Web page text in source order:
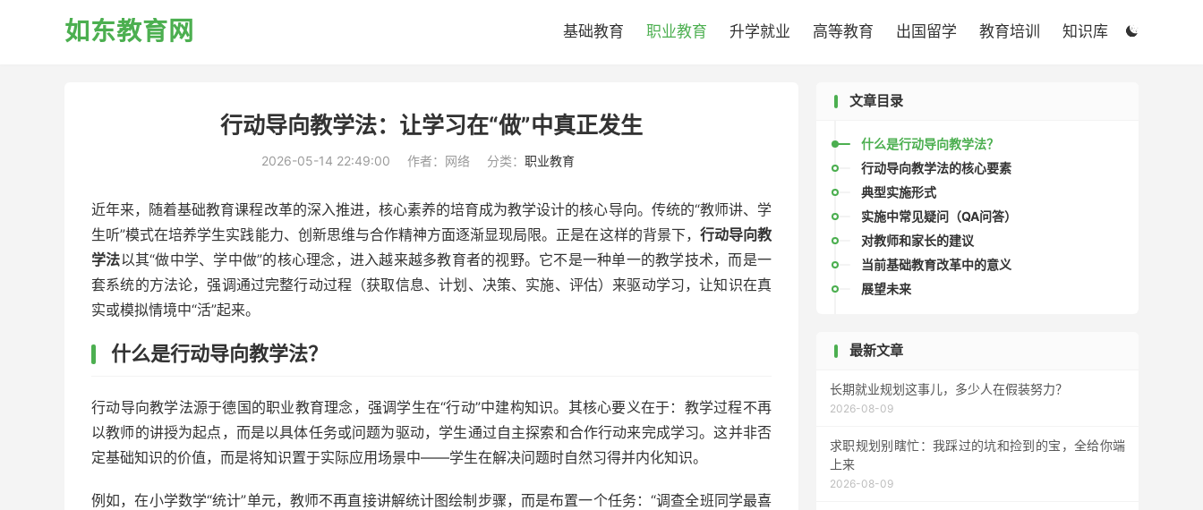
如东教育网 
基础教育 职业教育 升学就业 高等教育 出国留学 教育培训 知识库
行动导向教学法：让学习在“做”中真正发生
2026-05-14 22:49:00 作者：网络 分类： 职业教育
近年来，随着基础教育课程改革的深入推进，核心素养的培育成为教学设计的核心导向。传统的“教师讲、学
生听”模式在培养学生实践能力、创新思维与合作精神方面逐渐显现局限。正是在这样的背景下， 行动导向教
学法以其“做中学、学中做”的核心理念，进入越来越多教育者的视野。它不是一种单一的教学技术，而是一
套系统的方法论，强调通过完整行动过程（获取信息、计划、决策、实施、评估）来驱动学习，让知识在真
实或模拟情境中“活”起来。
什么是行动导向教学法？
行动导向教学法源于德国的职业教育理念，强调学生在“行动”中建构知识。其核心要义在于：教学过程不再
以教师的讲授为起点，而是以具体任务或问题为驱动，学生通过自主探索和合作行动来完成学习。这并非否
定基础知识的价值，而是将知识置于实际应用场景中——学生在解决问题时自然习得并内化知识。
例如，在小学数学“统计”单元，教师不再直接讲解统计图绘制步骤，而是布置一个任务：“调查全班同学最喜
文章目录
什么是行动导向教学法？
行动导向教学法的核心要素
典型实施形式
实施中常见疑问（QA问答）
对教师和家长的建议
当前基础教育改革中的意义
展望未来
最新文章
长期就业规划这事儿，多少人在假装努力？
2026-08-09
求职规划别瞎忙：我踩过的坑和捡到的宝，全给你端
上来
2026-08-09